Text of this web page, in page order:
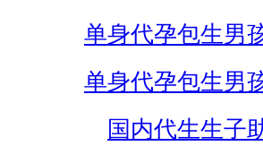
单身代孕包生男
单身代孕包生男
国内代生生子